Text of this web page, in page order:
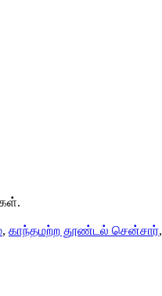
, காந்தமற்ற தூண்டல் சென்சார்,